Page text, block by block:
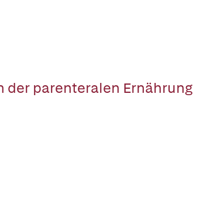
der parenteralen Ernährung